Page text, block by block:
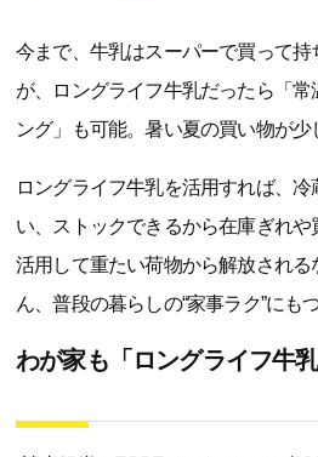
い、ストックできるから在庫ぎれや
活用して重たい荷物から解放される
ん、普段の暮らしの“家事ラク”にも
わが家も「ロングライフ牛
読者組織・ESSEベストフレンズ
●ストックできるから安心！災